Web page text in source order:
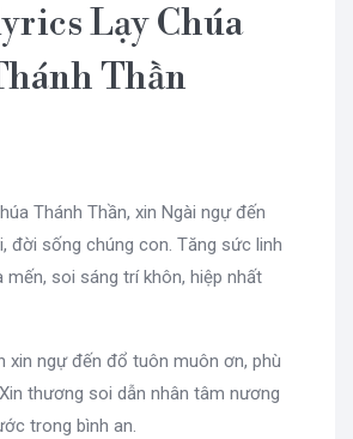
Lạy Chúa
Thần
Thánh Thần, xin Ngài ngự đến
đời sống chúng con. Tăng sức linh
mến, soi sáng trí khôn, hiệp nhất
xin ngự đến đổ tuôn muôn ơn, phù
thương soi dẫn nhân tâm nương
trong bình an.